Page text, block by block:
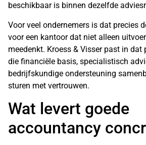
beschikbaar is binnen dezelfde
Voor veel ondernemers is dat precies
voor een kantoor dat niet alleen
meedenkt. Kroess & Visser past in dat
die financiële basis, specialistisch
bedrijfskundige ondersteuning
sturen met vertrouwen.
Wat levert goede
accountancy